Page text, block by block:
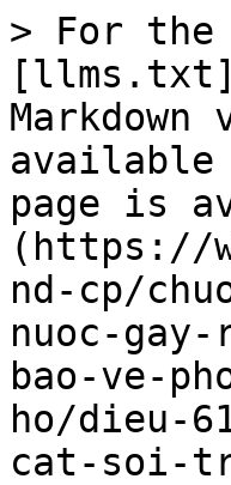
> For the
available
page is
(https://
nd-cp/
nuoc-
bao-ve-
ho/dieu-
cat-soi-